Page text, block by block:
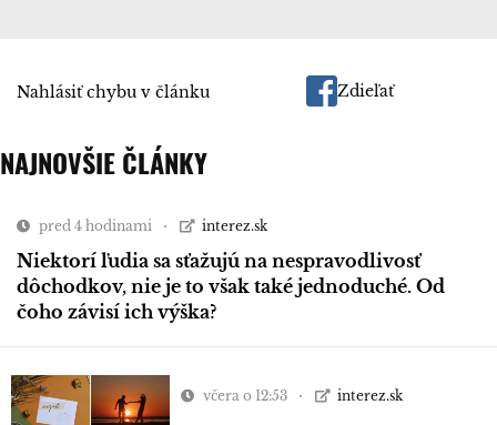
Nahlásiť chybu v článku Zdieľať
NAJNOVŠIE ČLÁNKY
pred 4 hodinami interez.sk
Niektorí ľudia sa sťažujú na nespravodlivosť
dôchodkov, nie je to však také jednoduché. Od
čoho závisí ich výška?
včera o 12:53 interez.sk